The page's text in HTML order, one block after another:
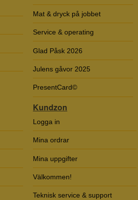
Mat & dryck på jobbet
Service & operating
Glad Påsk 2026
Julens gåvor 2025
PresentCard©
Kundzon
Logga in
Mina ordrar
Mina uppgifter
Välkommen!
Teknisk service & support